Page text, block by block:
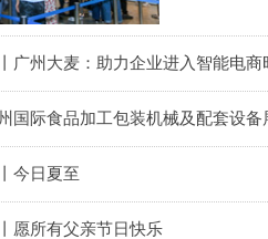
广州大麦：助力企业进入智能电商
国际食品加工包装机械及配套设
今日夏至
愿所有父亲节日快乐